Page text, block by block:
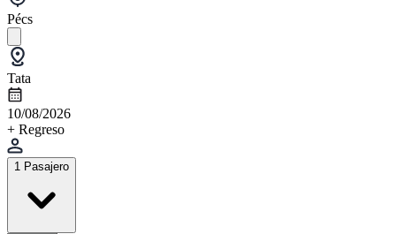
Pécs
Tata
10/08/2026
+ Regreso
1 Pasajero